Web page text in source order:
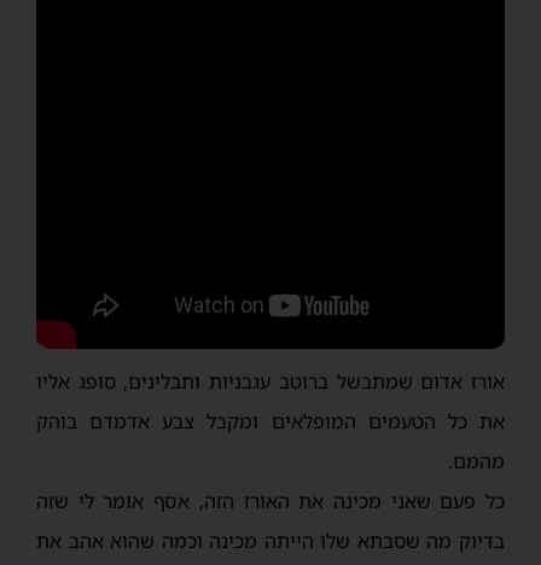
אורז אדום שמתבשל ברוטב עגבניות ותבלינים, סופג אליו
את כל הטעמים המופלאים ומקבל צבע אדמדם בוהק
מהמם.
כל פעם שאני מכינה את האורז הזה, אסף אומר לי שזה
בדיוק מה שסבתא שלו הייתה מכינה וכמה שהוא אהב את